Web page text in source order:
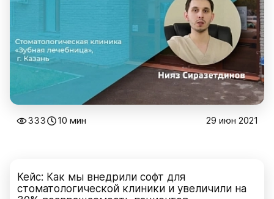
333 10 мин 29 июн 2021
Кейс: Как мы внедрили софт для
стоматологической клиники и увеличили на